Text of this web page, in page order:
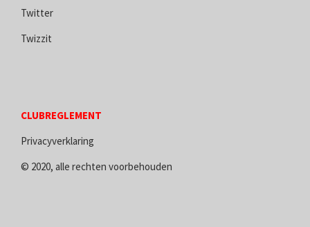
Twitter
Twizzit
CLUBREGLEMENT
Privacyverklaring
© 2020, alle rechten voorbehouden